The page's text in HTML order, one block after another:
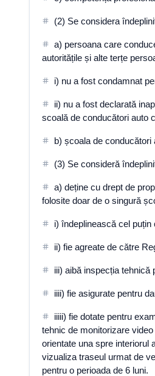
(2) Se considera
a) persoana care
autoritățile și alte terțe
i) nu a fost condamnat
ii) nu a fost declarată
scoală de conducători auto
b) școala de
(3) Se consideră
a) deține cu drept de
folosite doar de o singură
i) îndeplinească cel
ii) fie agreate de către
iii) aibă inspecția tehnică
iiii) fie asigurate pentru
iiiii) fie dotate pentru
tehnic de monitorizare
orientate una spre interiorul
vizualiza traseul urmat de
pentru o perioada de 6 luni.